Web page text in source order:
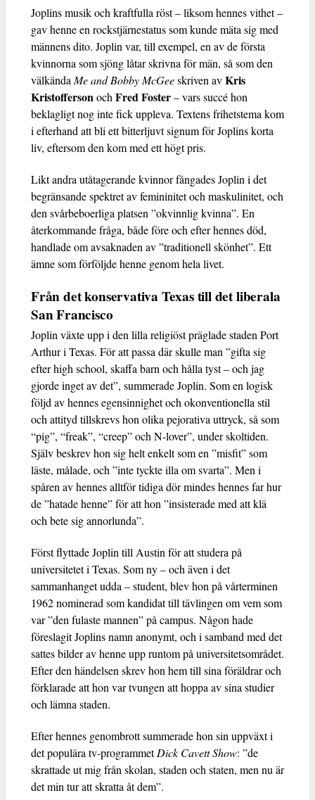
Joplins musik och kraftfulla röst – liksom hennes vithet –
gav henne en rockstjärnestatus som kunde mäta sig med
männens dito. Joplin var, till exempel, en av de första
kvinnorna som sjöng låtar skrivna för män, så som den
välkända Me and Bobby McGeeskriven avKris
Kristoffersonoch Fred Foster– vars succé hon
beklagligt nog inte fick uppleva. Textens frihetstema kom
i efterhand att bli ett bitterljuvt signum för Joplins korta
liv, eftersom den kom med ett högt pris.
Likt andra utåtagerande kvinnor fångades Joplin i det
begränsande spektret av femininitet och maskulinitet, och
den svårbeboerliga platsen ”okvinnlig kvinna”. En
återkommande fråga, både före och efter hennes död,
handlade om avsaknaden av ”traditionell skönhet”. Ett
ämne som förföljde henne genom hela livet.
Från det konservativa Texas till det liberala
San Francisco
Joplin växte upp i den lilla religiöst präglade staden Port
Arthur i Texas. För att passa där skulle man ”gifta sig
efter high school, skaffa barn och hålla tyst – och jag
gjorde inget av det”, summerade Joplin. Som en logisk
följd av hennes egensinnighet och okonventionella stil
och attityd tillskrevs hon olika pejorativa uttryck, så som
“pig”, “freak”, “creep” och N-lover”, under skoltiden.
Själv beskrev hon sig helt enkelt som en ”misfit” som
läste, målade, och ”inte tyckte illa om svarta”. Men i
spåren av hennes alltför tidiga dör mindes hennes far hur
de ”hatade henne” för att hon ”insisterade med att klä
och bete sig annorlunda”.
Först flyttade Joplin till Austin för att studera på
universitetet i Texas. Som ny – och även i det
sammanhanget udda – student, blev hon på vårterminen
1962 nominerad som kandidat till tävlingen om vem som
var ”den fulaste mannen” på campus. Någon hade
föreslagit Joplins namn anonymt, och i samband med det
sattes bilder av henne upp runtom på universitetsområdet.
Efter den händelsen skrev hon hem till sina föräldrar och
förklarade att hon var tvungen att hoppa av sina studier
och lämna staden.
Efter hennes genombrott summerade hon sin uppväxt i
det populära tv-programmetDick Cavett Show: ”de
skrattade ut mig från skolan, staden och staten, men nu är
det min tur att skratta åt dem”.